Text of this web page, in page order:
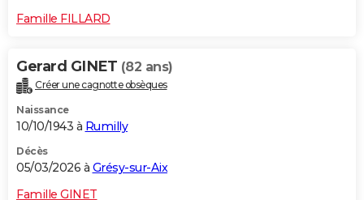
CARTE DE VOEUX
Dictionnaire
Biographies
Citations
Expressions
Proverbes
PROGRAMME TV
COPAINS D'AVANT
S'inscrire
Se connecter
Lycées
Collèges
Primaires
Universités
Entreprises
Service militaire
Avis de recherche
AVIS DE DÉCÈS
Famille FILLARD
Gerard GINET (82 ans)
Créer une cagnotte obsèques
Naissance
10/10/1943 à Rumilly
Décès
05/03/2026 à Grésy-sur-Aix
Famille GINET